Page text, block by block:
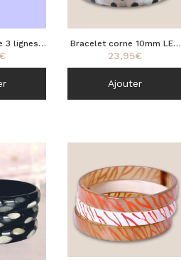
3 lignes
Bracelet corne 10mm LEO
noir 04
23,95€
Ajouter